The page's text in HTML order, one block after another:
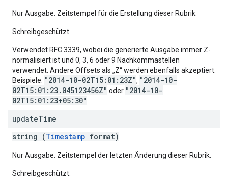
Nur Ausgabe. Zeitstempel für die Erstellung dieser Rubrik.
Schreibgeschützt.
Verwendet RFC 3339, wobei die generierte Ausgabe immer Z-
normalisiert ist und 0, 3, 6 oder 9 Nachkommastellen
verwendet. Andere Offsets als „Z“ werden ebenfalls akzeptiert.
Beispiele: "2014-10-02T15:01:23Z", "2014-10-
02T15:01:23.045123456Z" oder "2014-10-
02T15:01:23+05:30"
updateTime
string (Timestamp format)
Nur Ausgabe. Zeitstempel der letzten Änderung dieser Rubrik.
Schreibgeschützt.